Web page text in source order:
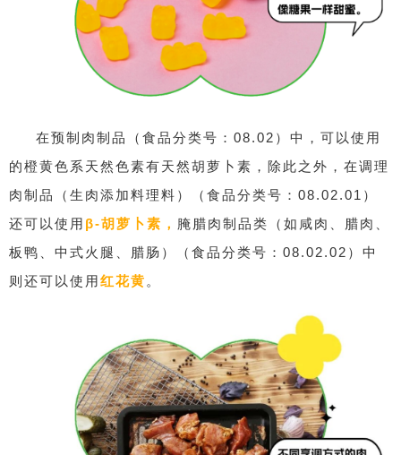
在预制肉制品（食品分类号：08.02）中，可以使用
的橙黄色系天然色素有天然胡萝卜素，除此之外，在调理
肉制品（生肉添加料理料）（食品分类号：08.02.01）
还可以使用 β-胡萝卜素， 腌腊肉制品类（如咸肉、腊肉、
板鸭、中式火腿、腊肠）（食品分类号：08.02.02）中
则还可以使用红花黄 。